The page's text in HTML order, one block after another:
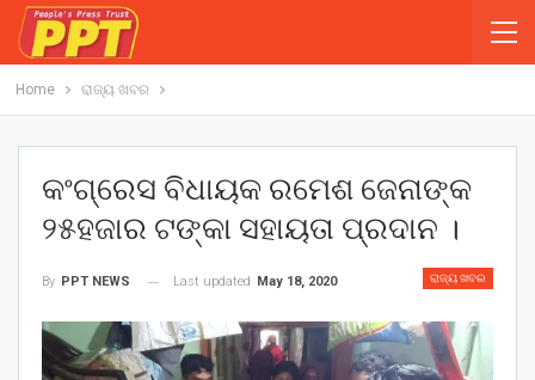
Home ରାଜ୍ୟ ଖବର
କଂଗ୍ରେସ ବିଧାୟକ ରମେଶ ଜେନାଙ୍କ
୨୫ହଜାର ଟଙ୍କା ସହାୟତା ପ୍ରଦାନ ।
ରାଜ୍ୟ ଖବର
By PPT NEWS Last updated May 18, 2020